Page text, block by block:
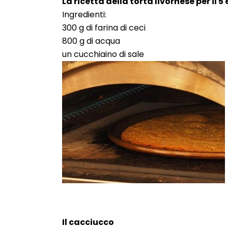
Ingredienti:
300 g di farina di ceci
800 g di acqua
un cucchiaino di sale
Il cacciucco